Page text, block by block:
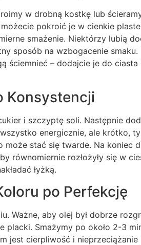
w drobną kostkę lub
pokroić je w cienkie
smażenie. Niektórzy lubią
sposób na wzbogacenie smaku.
ściemnieć – dodajcie je do ciasta
Konsystencji
i szczyptę soli. Następnie
energicznie, ale krótko,
może stać się twarde. Na koniec
równomiernie rozłożyły się w
łyżką.
po Perfekcję
Ważne, aby olej był dobrze
placki. Smażymy po około 2-3
jest cierpliwość i